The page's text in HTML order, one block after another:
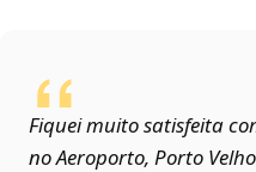
Fiquei muito satisfeita
no Aeroporto, Porto